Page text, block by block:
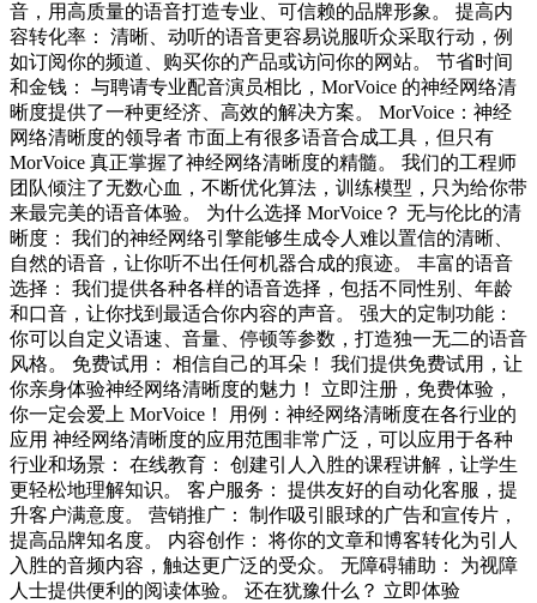
音，用高质量的语音打造专业、可信赖的品牌形象。 提高内
容转化率： 清晰、动听的语音更容易说服听众采取行动，例
如订阅你的频道、购买你的产品或访问你的网站。 节省时间
和金钱： 与聘请专业配音演员相比，MorVoice 的神经网络清
晰度提供了一种更经济、高效的解决方案。 MorVoice：神经
网络清晰度的领导者 市面上有很多语音合成工具，但只有
MorVoice 真正掌握了神经网络清晰度的精髓。 我们的工程师
团队倾注了无数心血，不断优化算法，训练模型，只为给你带
来最完美的语音体验。 为什么选择 MorVoice？ 无与伦比的清
晰度： 我们的神经网络引擎能够生成令人难以置信的清晰、
自然的语音，让你听不出任何机器合成的痕迹。 丰富的语音
选择： 我们提供各种各样的语音选择，包括不同性别、年龄
和口音，让你找到最适合你内容的声音。 强大的定制功能：
你可以自定义语速、音量、停顿等参数，打造独一无二的语音
风格。 免费试用： 相信自己的耳朵！ 我们提供免费试用，让
你亲身体验神经网络清晰度的魅力！ 立即注册，免费体验，
你一定会爱上 MorVoice！ 用例：神经网络清晰度在各行业的
应用 神经网络清晰度的应用范围非常广泛，可以应用于各种
行业和场景： 在线教育： 创建引人入胜的课程讲解，让学生
更轻松地理解知识。 客户服务： 提供友好的自动化客服，提
升客户满意度。 营销推广： 制作吸引眼球的广告和宣传片，
提高品牌知名度。 内容创作： 将你的文章和博客转化为引人
入胜的音频内容，触达更广泛的受众。 无障碍辅助： 为视障
人士提供便利的阅读体验。 还在犹豫什么？ 立即体验